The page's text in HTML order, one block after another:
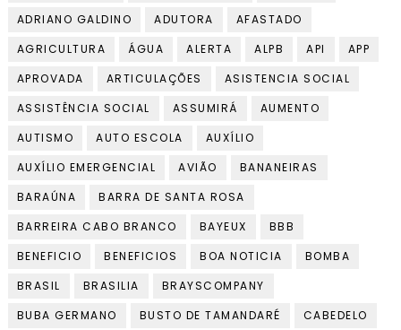
ADRIANO GALDINO
ADUTORA
AFASTADO
AGRICULTURA
ÁGUA ALERTA ALPB API
APP
APROVADA
ARTICULAÇÕES
ASISTENCIA SOCIAL
ASSISTÊNCIA SOCIAL
ASSUMIRÁ
AUMENTO
AUTISMO
AUTO ESCOLA
AUXÍLIO
AUXÍLIO EMERGENCIAL
AVIÃO
BANANEIRAS
BARAÚNA
BARRA DE SANTA ROSA
BARREIRA CABO BRANCO
BAYEUX
BBB
BENEFICIO
BENEFICIOS BOA NOTICIA
BOMBA
BRASIL
BRASILIA
BRAYSCOMPANY
BUBA GERMANO
BUSTO DE TAMANDARÉ
CABEDELO